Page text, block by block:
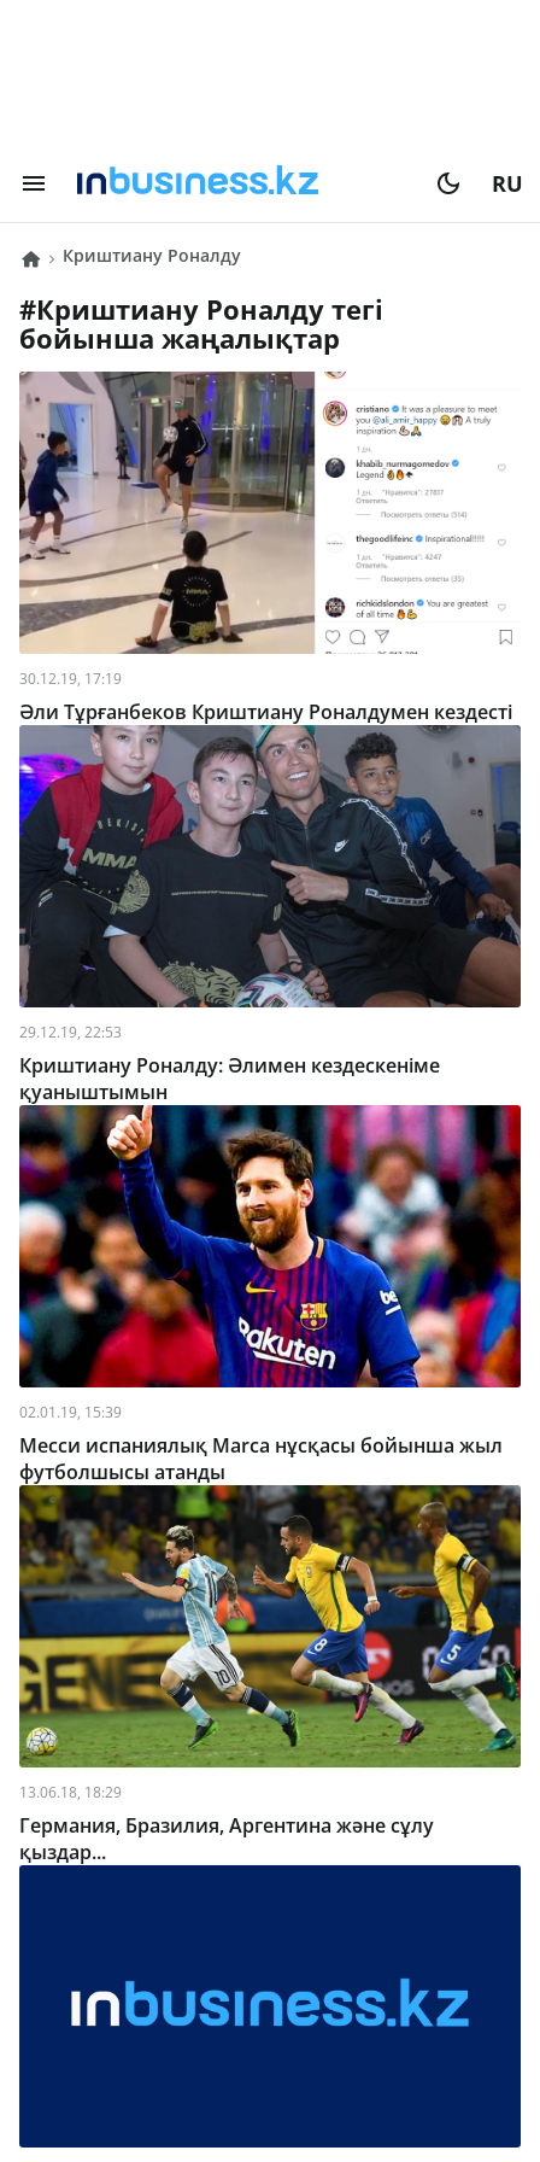
RU
Криштиану Роналду
# Криштиану Роналду тегі
бойынша жаңалықтар
30.12.19, 17:19
Әли Тұрғанбеков Криштиану Роналдумен кездесті
29.12.19, 22:53
Криштиану Роналду: Әлимен кездескеніме
қуаныштымын
02.01.19, 15:39
Месси испаниялық Marca нұсқасы бойынша жыл
футболшысы атанды
13.06.18, 18:29
Германия, Бразилия, Аргентина және сұлу
қыздар...